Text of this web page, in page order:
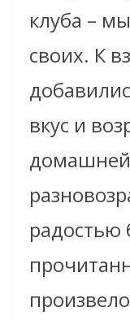
клуба –
своих. К
вкус и
радостью